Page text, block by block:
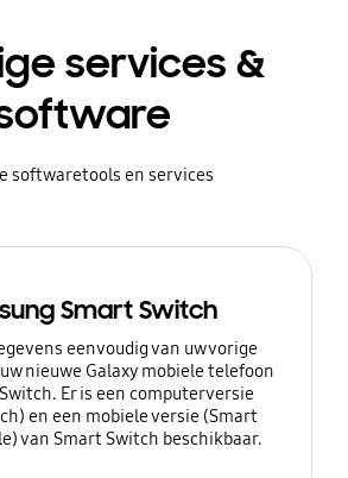
services &
softwaretools en services
Smart Switch
eenvoudig van uw vorige
nieuwe Galaxy mobiele telefoon
Er is een computerversie
en een mobiele versie (Smart
van Smart Switch beschikbaar.